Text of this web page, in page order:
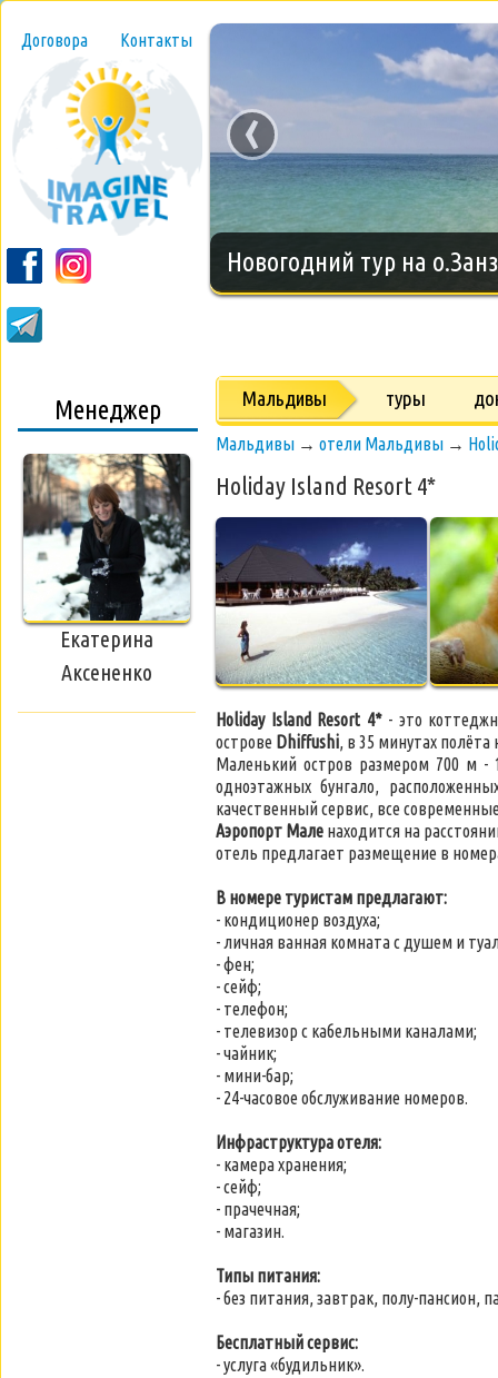
Договора Контакты
Новогодний тур на
‹
Менеджер
Екатерина
Аксененко
Мальдивы туры
Мальдивы → отели Мальдивы →
Holiday Island Resort 4*
Holiday Island Resort 4*- это
острове Dhiffushi, в 35 минутах
Маленький остров размером 700 м -
одноэтажных бунгало,
качественный сервис, все
Аэропорт Мале находится на
отель предлагает размещение в
В номере туристам предлагают:
- кондиционер воздуха;
- личная ванная комната с душем и
- фен;
- сейф;
- телефон;
- телевизор с кабельными каналами;
- чайник;
- мини-бар;
- 24-часовое обслуживание номеров.
Инфраструктура отеля:
- камера хранения;
- сейф;
- прачечная;
- магазин.
Типы питания:
- без питания, завтрак, полу-пансион,
Бесплатный сервис:
- услуга «будильник».